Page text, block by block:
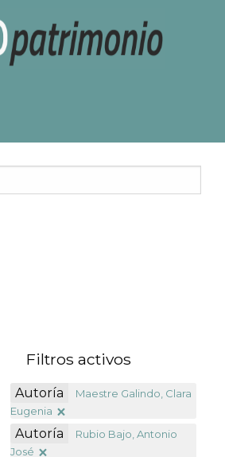
Filtros activos
Autoría
Maestre Galindo, Clara
Eugenia
Autoría
Rubio Bajo, Antonio
José